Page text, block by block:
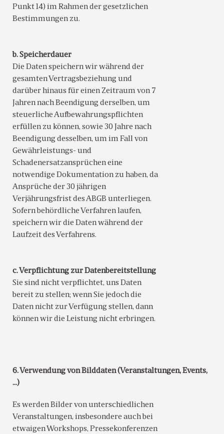
Punkt 14) im Rahmen der gesetzlichen
Bestimmungen zu.
b. Speicherdauer
Die Daten speichern wir während der
gesamten Vertragsbeziehung und
darüber hinaus für einen Zeitraum von 7
Jahren nach Beendigung derselben, um
steuerliche Aufbewahrungspflichten
erfüllen zu können, sowie 30 Jahre nach
Beendigung desselben, um im Fall von
Gewährleistungs- und
Schadenersatzansprüchen eine
notwendige Dokumentation zu haben, da
Ansprüche der 30 jährigen
Verjährungsfrist des ABGB unterliegen.
Sofern behördliche Verfahren laufen,
speichern wir die Daten während der
Laufzeit des Verfahrens.
c. Verpflichtung zur Datenbereitstellung
Sie sind nicht verpflichtet, uns Daten
bereit zu stellen; wenn Sie jedoch die
Daten nicht zur Verfügung stellen, dann
können wir die Leistung nicht erbringen.
6. Verwendung von Bilddaten (Veranstaltungen, Events,
…)
Es werden Bilder von unterschiedlichen
Veranstaltungen, insbesondere auch bei
etwaigen Workshops, Pressekonferenzen